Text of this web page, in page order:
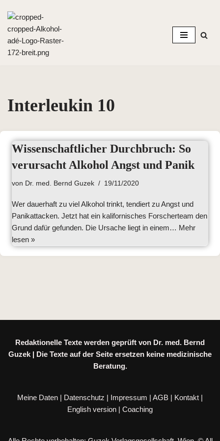
Zum
Inhalt
springen
Interleukin 10
Wissenschaftlicher Durchbruch: So
verursacht Alkohol Angst und Panik
von Dr. med. Bernd Guzek 19/11/2020
Wer dauerhaft zu viel Alkohol trinkt, tendiert zu Angst und
Panikattacken. Jetzt hat ein kalifornisches Forscherteam den
Grund dafür gefunden. Die Ursache liegt in einem… Mehr
lesen »
Redaktionelle Texte werden geprüft von Dr. med. Bernd
Guzek | Die Texte auf der Seite ersetzen keine medizinische
Beratung.
Meine Daten | Datenschutz | Impressum | AGB | Kontakt |
English version | Coaching